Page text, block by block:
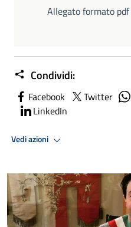
Allegato formato pdf
Condividi:
Facebook Twitter
LinkedIn
Vedi azioni